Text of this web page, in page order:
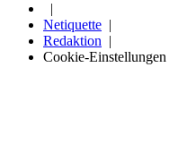
Netiquette
Redaktion
Cookie-Einstellungen